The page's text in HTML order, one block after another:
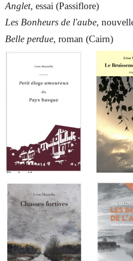
Anglet, essai (Passiflore)
Les Bonheurs de l'aube,
Belle perdue, roman (Cairn)